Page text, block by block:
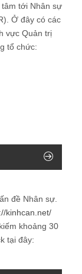
tới Nhân sự
Ở đây có các
vực Quản trị
tổ chức:
đề Nhân sự
kinhcan.net/
khoảng 30
tại đây: